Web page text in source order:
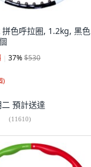
色呼拉圈, 1.2kg, 黑色
37%$530
)
預計送達
(11610)